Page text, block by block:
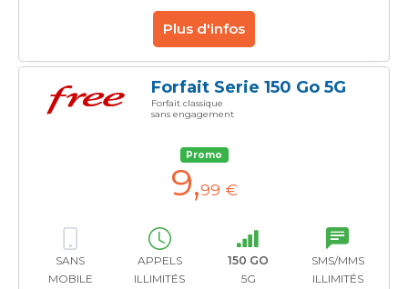
Plus d'infos
Forfait Serie 150 Go 5G
Forfait classique
sans engagement
Promo
9,99 €
SANS
MOBILE
APPELS
ILLIMITÉS
150 GO
5G
SMS/MMS
ILLIMITÉS